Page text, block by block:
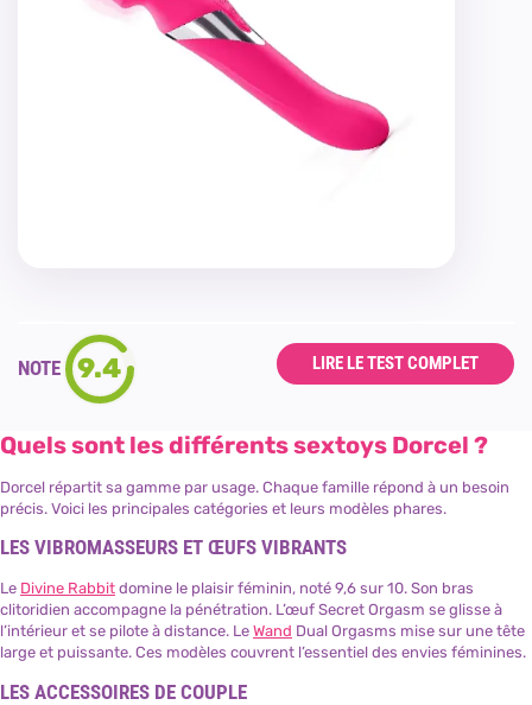
NOTE 9.4 LIRE LE TEST COMPLET
Quels sont les différents sextoys Dorcel ?
Dorcel répartit sa gamme par usage. Chaque famille répond à un besoin
précis. Voici les principales catégories et leurs modèles phares.
LES VIBROMASSEURS ET ŒUFS VIBRANTS
Le Divine Rabbit domine le plaisir féminin, noté 9,6 sur 10. Son bras
clitoridien accompagne la pénétration. L’œuf Secret Orgasm se glisse à
l’intérieur et se pilote à distance. Le Wand Dual Orgasms mise sur une tête
large et puissante. Ces modèles couvrent l’essentiel des envies féminines.
LES ACCESSOIRES DE COUPLE